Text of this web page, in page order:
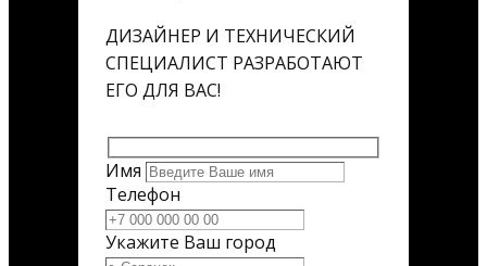
ДИЗАЙНЕР И ТЕХНИЧЕСКИЙ
СПЕЦИАЛИСТ РАЗРАБОТАЮТ
ЕГО ДЛЯ ВАС!
Имя
Телефон
Укажите Ваш город